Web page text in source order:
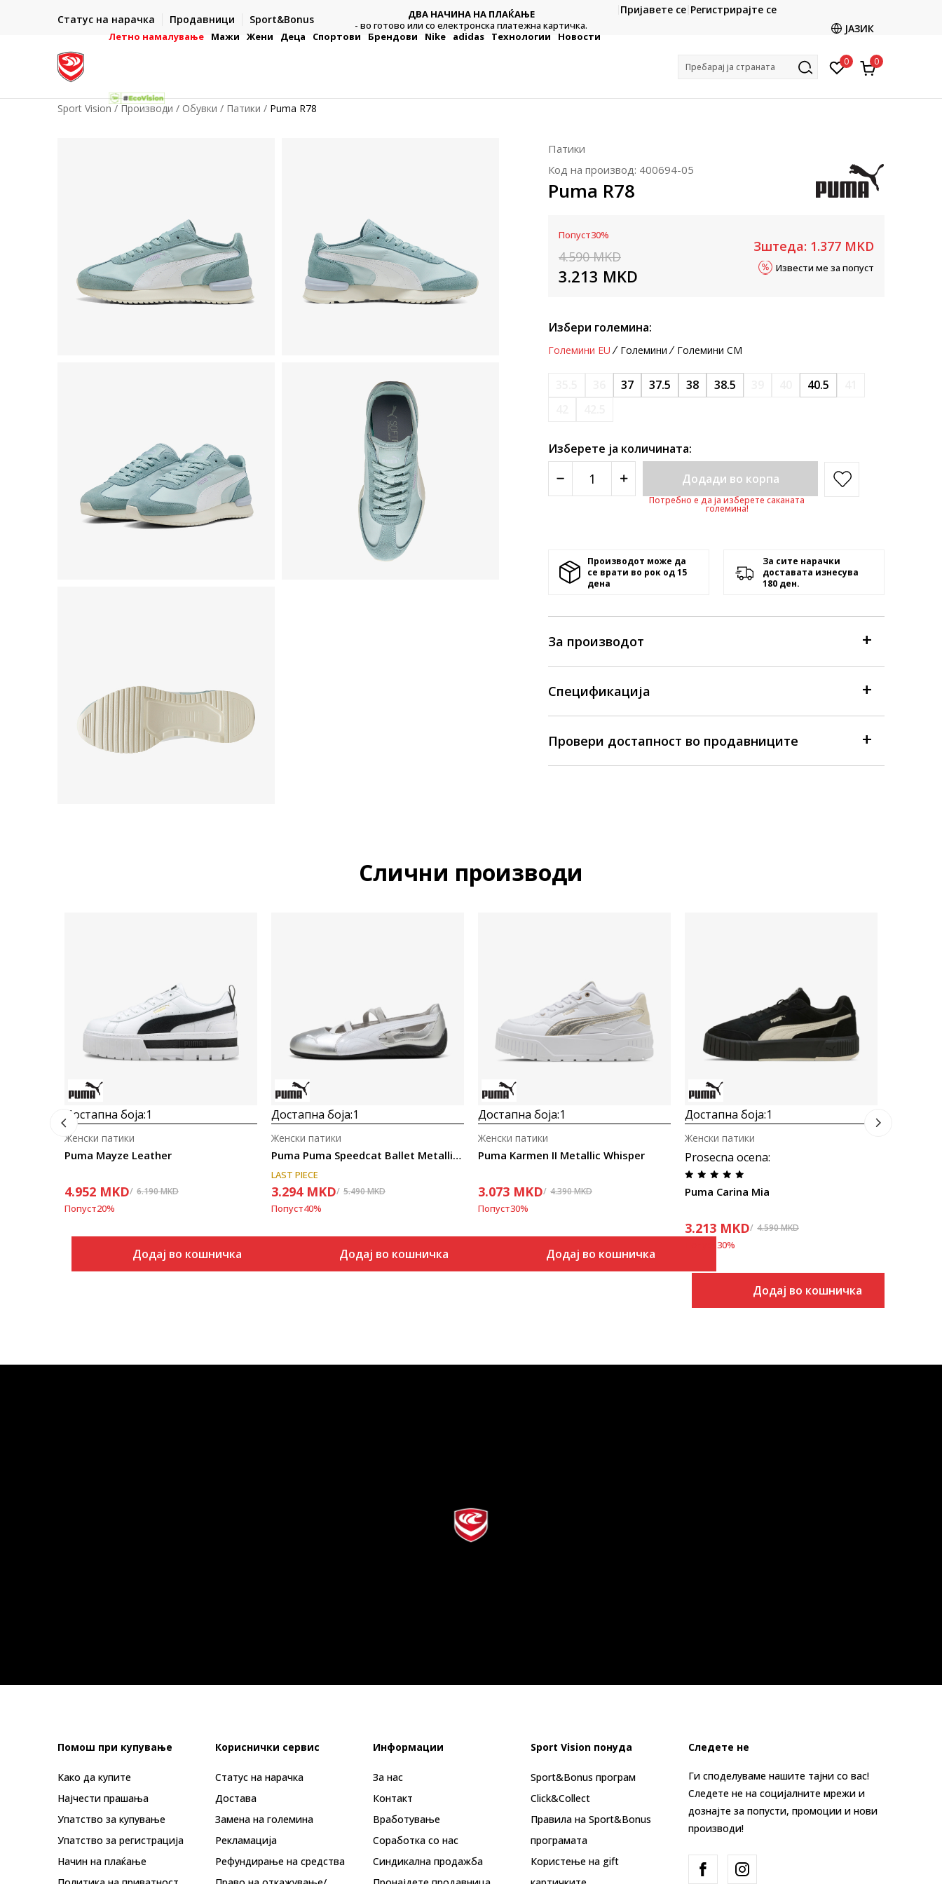
Статус на нарачка Продавници Sport&Bonus
- на сите нарачки во готово или со електронска платежна
ДВА НАЧИНА НА ПЛАЌАЊЕ
- во готово или со електронска платежна картичка.
CLICK & COLLECT
Платете со картичка online и подигнете во продавницата
Пријавете се Регистрирајте се
ЈАЗИК
Летно намалување Мажи Жени Деца Спортови Брендови Nike adidas Технологии Новости
Пребарај ја страната 0 0
Sport Vision Производи Обувки Патики Puma R78
Патики
Код на производ: 400694-05
Puma R78
Попуст30%
4.590 MKD
3.213 MKD
Зштеда: 1.377 MKD
Извести ме за попуст
Избери големина:
Големини EU Големини Големини CM
37 37.5 38 38.5 40.5
Изберете ја количината:
Додади во корпа
Потребно е да ја изберете саканата
големина!
Производот може да
се врати во рок од 15
денa
За сите нарачки
доставата изнесува
180 ден.
За производот
Спецификација
Провери достапност во продавниците
Слични производи
Достапна боја:1
Puma Mayze Leather
Женски патики
4.952 MKD 6.190MKD
Попуст20%
Додај во кошничка
Достапна боја:1
Puma Puma Speedcat Ballet Metallic Wns
Женски патики
LAST PIECE
3.294 MKD 5.490MKD
Попуст40%
Додај во кошничка
Достапна боја:1
Puma Karmen II Metallic Whisper
Женски патики
3.073 MKD 4.390MKD
Попуст30%
Додај во кошничка
Достапна боја:1
Prosecna ocena:
Puma Carina Mia
Женски патики
3.213 MKD 4.590MKD
30%
Додај во кошничка
Помош при купување
Како да купите
Најчести прашања
Упатство за купување
Упатство за регистрација
Начин на плаќање
Кориснички сервис
Статус на нарачка
Достава
Замена на големина
Рекламациja
Рефундирање на средства
Информации
За нас
Контакт
Вработување
Соработка со нас
Синдикална продажба
Sport Vision понуда
Sport&Bonus програм
Click&Collect
Правила на Sport&Bonus
програмата
Користење на gift
Следете не
Ги споделуваме нашите тајни со вас!
Следете не на социјалните мрежи и
дознајте за попусти, промоции и нови
производи!